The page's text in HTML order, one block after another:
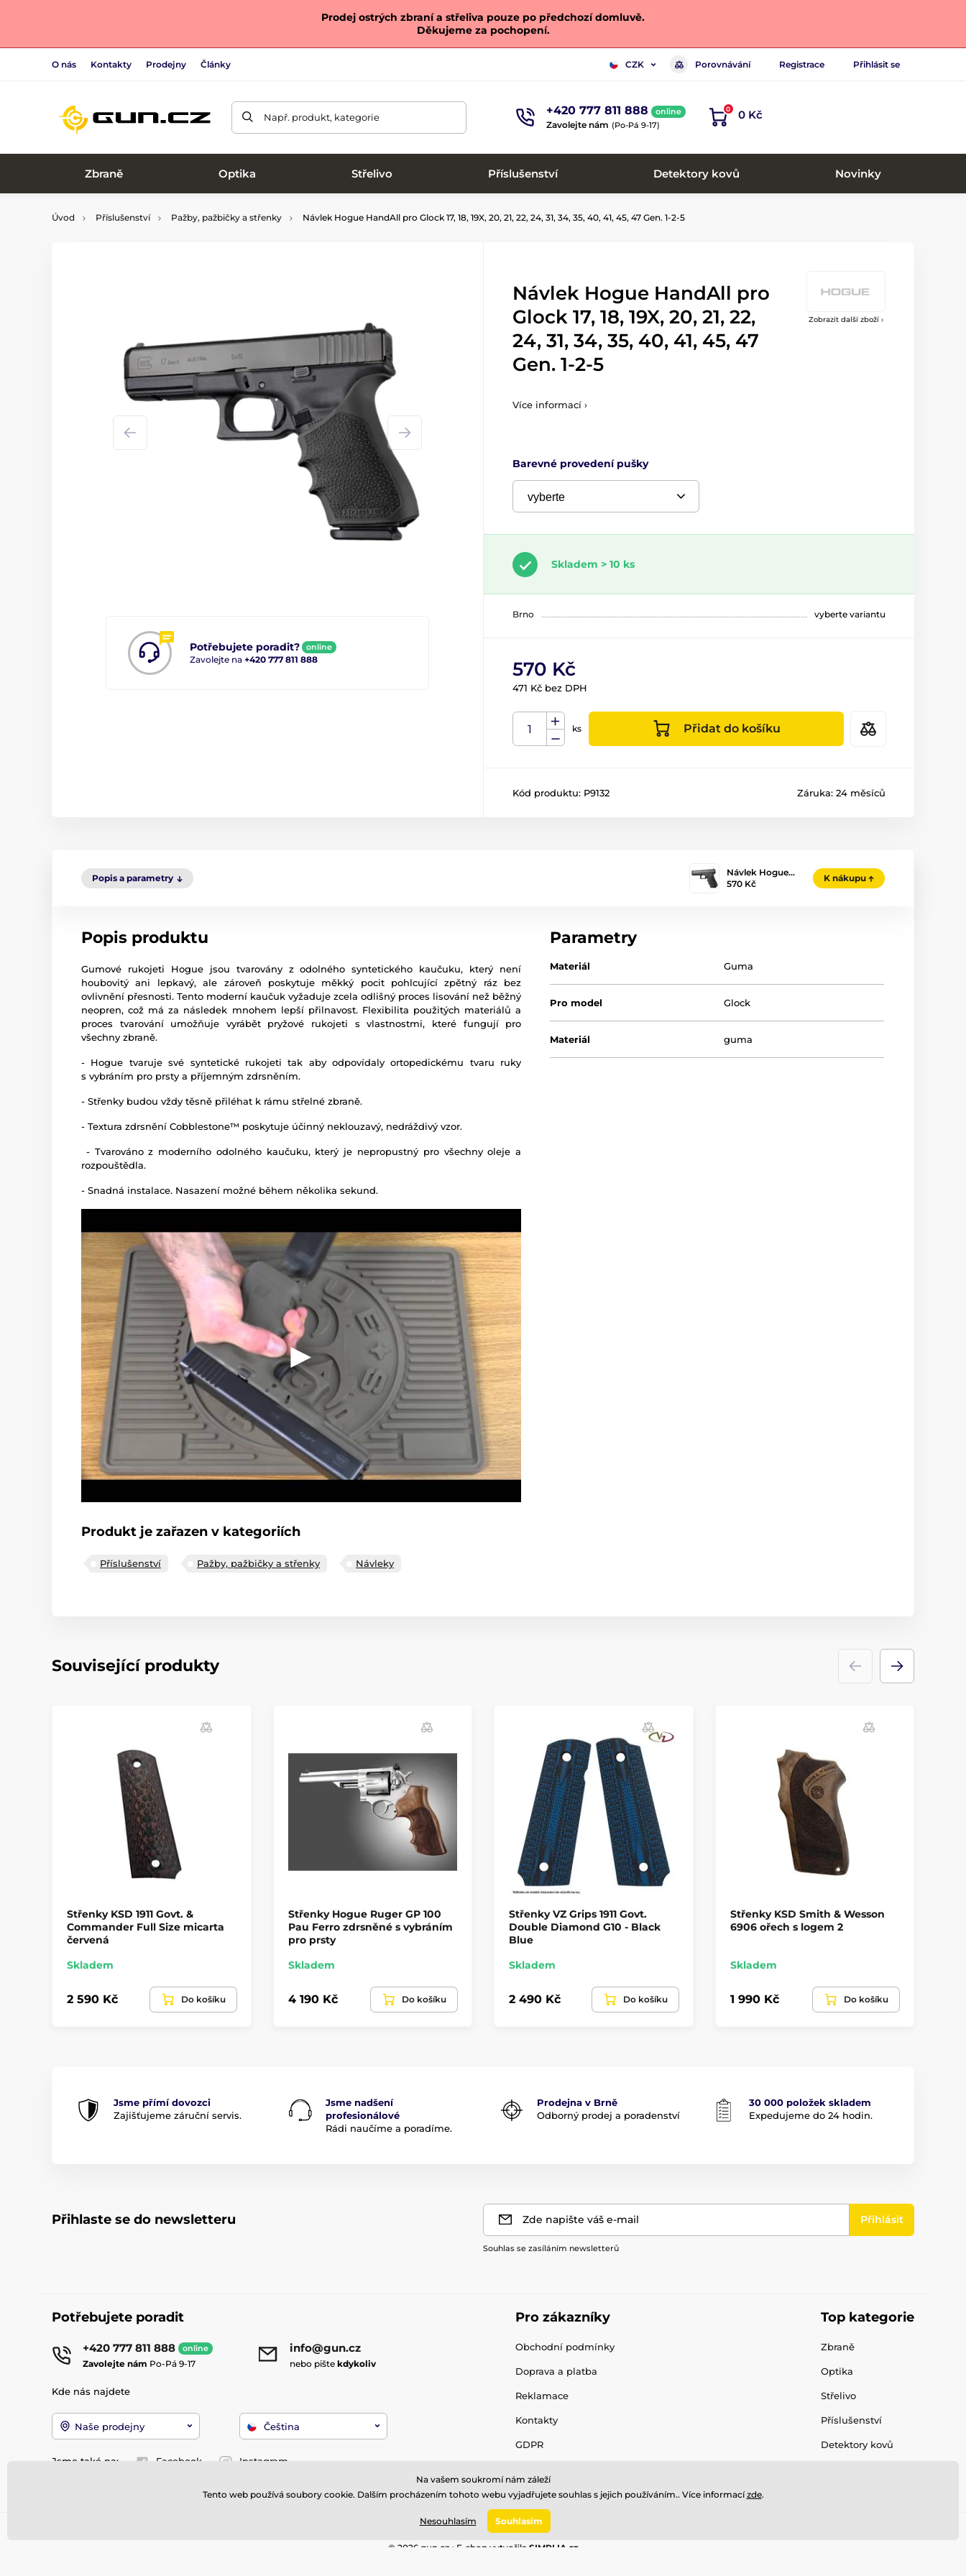
Prodej ostrých zbraní a střeliva pouze po předchozí domluvě.
Děkujeme za pochopení.
O nás Kontakty Prodejny Články CZK Porovnávání Registrace Přihlásit se
Např. produkt, kategorie +420 777 811 888 online
Zavolejte nám (Po-Pá 9-17)
0 0 Kč
Zbraně Optika Střelivo Příslušenství Detektory kovů Novinky
Úvod Příslušenství Pažby, pažbičky a střenky Návlek Hogue HandAll pro Glock 17, 18, 19X, 20, 21, 22, 24, 31, 34, 35, 40, 41, 45, 47 Gen. 1-2-5
Zobrazit další zboží ›
Potřebujete poradit? online
Zavolejte na +420 777 811 888
Návlek Hogue HandAll pro
Glock 17, 18, 19X, 20, 21, 22,
24, 31, 34, 35, 40, 41, 45, 47
Gen. 1-2-5
Více informací ›
Barevné provedení pušky
Skladem > 10 ks
Brno vyberte variantu
570 Kč
471 Kč bez DPH
ks Přidat do košíku
Kód produktu: P9132 Záruka: 24 měsíců
Popis a parametry
Návlek Hogue…
570 Kč
K nákupu
Popis produktu
Gumové rukojeti Hogue jsou tvarovány z odolného syntetického kaučuku, který není
houbovitý ani lepkavý, ale zároveň poskytuje měkký pocit pohlcující zpětný ráz bez
ovlivnění přesnosti. Tento moderní kaučuk vyžaduje zcela odlišný proces lisování než běžný
neopren, což má za následek mnohem lepší přilnavost. Flexibilita použitých materiálů a
proces tvarování umožňuje vyrábět pryžové rukojeti s vlastnostmi, které fungují pro
všechny zbraně.
- Hogue tvaruje své syntetické rukojeti tak aby odpovídaly ortopedickému tvaru ruky
s vybráním pro prsty a příjemným zdrsněním.
- Střenky budou vždy těsně přiléhat k rámu střelné zbraně.
- Textura zdrsnění Cobblestone™ poskytuje účinný neklouzavý, nedráždivý vzor.
- Tvarováno z moderního odolného kaučuku, který je nepropustný pro všechny oleje a
rozpouštědla.
- Snadná instalace. Nasazení možné během několika sekund.
Produkt je zařazen v kategoriích
Příslušenství Pažby, pažbičky a střenky Návleky
Parametry
Materiál Guma
Pro model Glock
Materiál guma
Související produkty
Střenky KSD 1911 Govt. &
Commander Full Size micarta
červená
Skladem
2 590 Kč Do košíku
Střenky Hogue Ruger GP 100
Pau Ferro zdrsněné s vybráním
pro prsty
Skladem
4 190 Kč Do košíku
Střenky VZ Grips 1911 Govt.
Double Diamond G10 - Black
Blue
Skladem
2 490 Kč Do košíku
Střenky KSD Smith & Wesson
6906 ořech s logem 2
Skladem
1 990 Kč Do košíku
Jsme přímí dovozci
Zajišťujeme záruční servis.
Jsme nadšení
profesionálové
Rádi naučíme a poradíme.
Prodejna v Brně
Odborný prodej a poradenství
30 000 položek skladem
Expedujeme do 24 hodin.
Přihlaste se do newsletteru Zde napište váš e-mail Přihlásit
Souhlas se zasíláním newsletterů
Potřebujete poradit
+420 777 811 888 online
Zavolejte nám Po-Pá 9-17
info@gun.cz
nebo pište kdykoliv
Kde nás najdete
Naše prodejny Čeština
Jsme také na: Facebook Instagram
Pro zákazníky
Obchodní podmínky
Doprava a platba
Reklamace
Kontakty
GDPR
Top kategorie
Zbraně
Optika
Střelivo
Příslušenství
Detektory kovů
© 2026 gun.cz ⦁ E-shop vytvořila SIMPLIA.cz
Na vašem soukromí nám záleží
Tento web používá soubory cookie. Dalším procházením tohoto webu vyjadřujete souhlas s jejich používáním.. Více informacízde.
Nesouhlasím Souhlasím